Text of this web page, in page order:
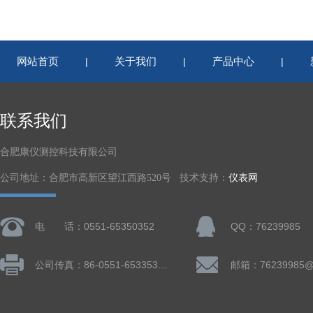
网站首页 | 关于我们 | 产品中心 |
联系我们
合肥康仪测控科技有限公司
公司地址：合肥市高新区望江西路520号 技术支持： 仪表网
电 话：0551-65350352 QQ：76239985
邮箱：